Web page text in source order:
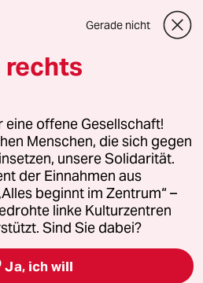
GmbH
Fragen oder für Genehmigungen
Kommune-Richtlinien
Impressum AGB
widerrufen (Ads)
Gerade nicht
rechts
offene Gesellschaft!
Menschen, die sich gegen
unsere Solidarität.
der Einnahmen aus
beginnt im Zentrum“ –
linke Kulturzentren
Sind Sie dabei?
Ja, ich will